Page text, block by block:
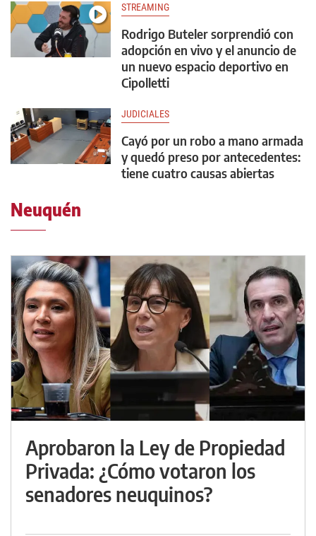
STREAMING
Rodrigo Buteler sorprendió con
adopción en vivo y el anuncio de
un nuevo espacio deportivo en
Cipolletti
JUDICIALES
Cayó por un robo a mano armada
y quedó preso por antecedentes:
tiene cuatro causas abiertas
Neuquén
Aprobaron la Ley de Propiedad
Privada: ¿Cómo votaron los
senadores neuquinos?